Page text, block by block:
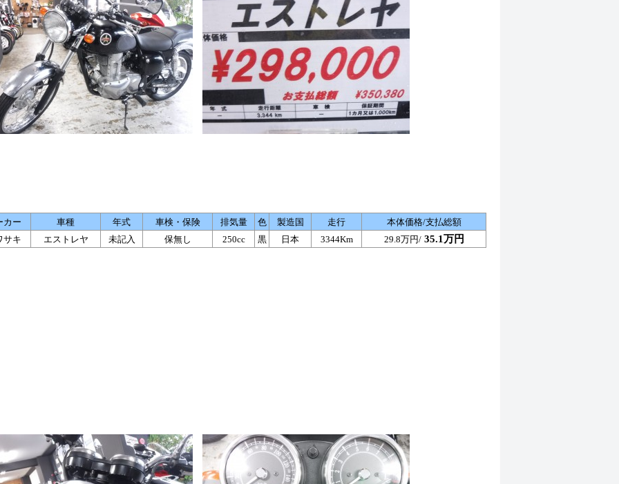
カー 車種 年式 車検・保険 排気量 色 製造国 走行
本体価格/支払総額
サキ
エストレヤ 未記入 保無し 250cc 黒 日本 3344Km 29.8万円/ 35.1万円